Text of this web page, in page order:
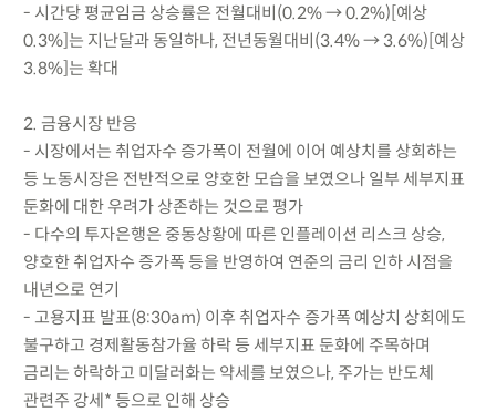
- 시간당 평균임금 상승률은 전월대비(0.2% → 0.2%)[예상
0.3%]는 지난달과 동일하나, 전년동월대비(3.4% → 3.6%)[예상
3.8%]는 확대
2. 금융시장 반응
- 시장에서는 취업자수 증가폭이 전월에 이어 예상치를 상회하는
등 노동시장은 전반적으로 양호한 모습을 보였으나 일부 세부지표
둔화에 대한 우려가 상존하는 것으로 평가
- 다수의 투자은행은 중동상황에 따른 인플레이션 리스크 상승,
양호한 취업자수 증가폭 등을 반영하여 연준의 금리 인하 시점을
내년으로 연기
- 고용지표 발표(8:30am) 이후 취업자수 증가폭 예상치 상회에도
불구하고 경제활동참가율 하락 등 세부지표 둔화에 주목하며
금리는 하락하고 미달러화는 약세를 보였으나, 주가는 반도체
관련주 강세* 등으로 인해 상승